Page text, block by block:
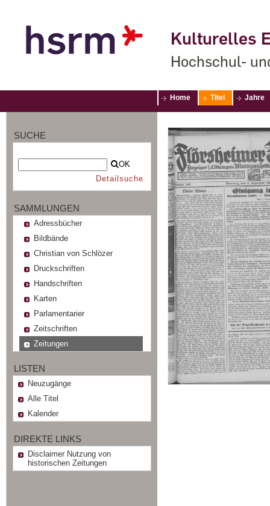
Kulturelles
Hochschul-
Home Titel Jahre
SUCHE
OK
Detailsuche
SAMMLUNGEN
Adressbücher
Bildbände
Christian von Schlözer
Druckschriften
Handschriften
Karten
Parlamentarier
Zeitschriften
Zeitungen
LISTEN
Neuzugänge
Alle Titel
Kalender
DIREKTE LINKS
Disclaimer Nutzung von
historischen Zeitungen